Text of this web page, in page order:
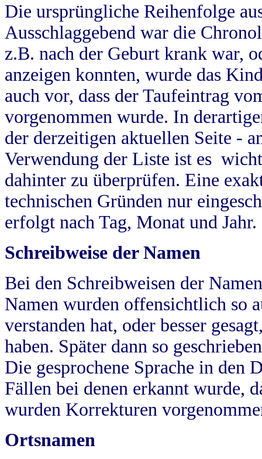
Die ursprüngliche Reihenfolge
Ausschlaggebend war die
z.B. nach der Geburt krank war,
anzeigen konnten, wurde das
auch vor, dass der Taufeintrag
vorgenommen wurde. In
der derzeitigen aktuellen Seite -
Verwendung der Liste ist es
dahinter zu überprüfen. Eine
technischen Gründen nur
erfolgt nach Tag, Monat und Jahr.
Schreibweise der Namen
Bei den Schreibweisen der
Namen wurden offensichtlich so
verstanden hat, oder besser
haben. Später dann so
Die gesprochene Sprache in
Fällen bei denen erkannt wurde,
wurden Korrekturen
Ortsnamen